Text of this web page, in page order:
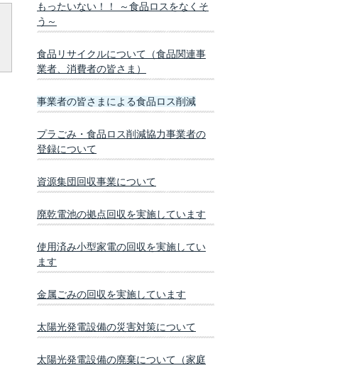
もったいない！！ ～食品ロスをなくそ
う～
食品リサイクルについて（食品関連事
業者、消費者の皆さま）
事業者の皆さまによる食品ロス削減
プラごみ・食品ロス削減協力事業者の
登録について
資源集団回収事業について
廃乾電池の拠点回収を実施しています
使用済み小型家電の回収を実施してい
ます
金属ごみの回収を実施しています
太陽光発電設備の災害対策について
太陽光発電設備の廃棄について（家庭